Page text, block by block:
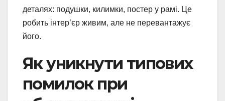
деталях: подушки, килимки, постер у рамі. Це
робить інтер’єр живим, але не перевантажує
його.
Як уникнути типових
помилок при